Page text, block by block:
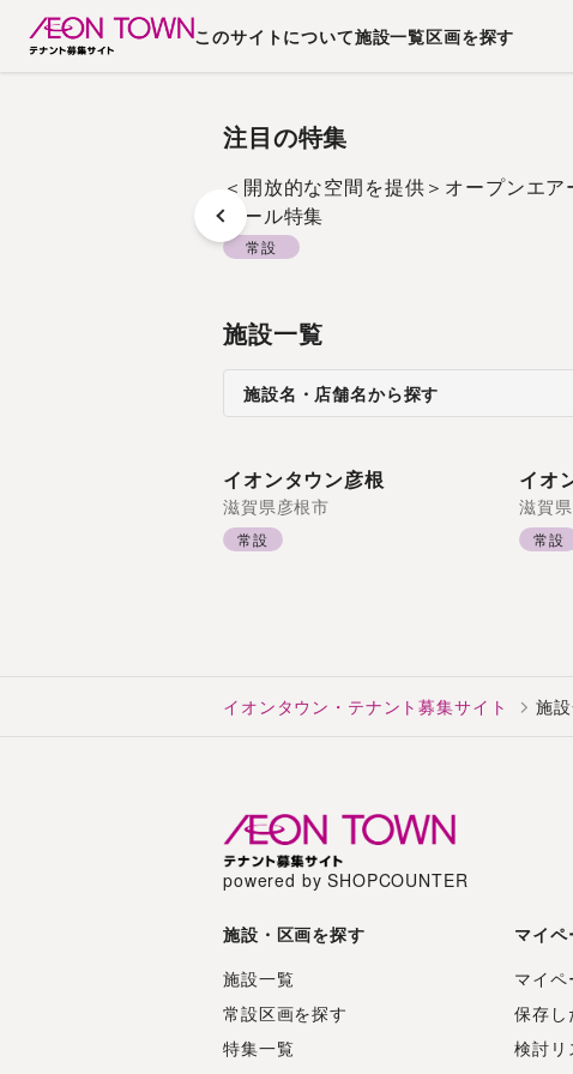
このサイトについて施設一覧区画を探す
注目の特集
＜開放的な空間を提供＞オープンエア
モール特集
常設
施設一覧
施設名・店舗名から探す
イオンタウン彦根
滋賀県彦根市
常設
イオ
滋賀県
常設
イオンタウン・テナント募集サイト 施
powered by SHOPCOUNTER
施設・区画を探す
施設一覧
常設区画を探す
特集一覧
マイペ
マイペ
保存し
検討リ